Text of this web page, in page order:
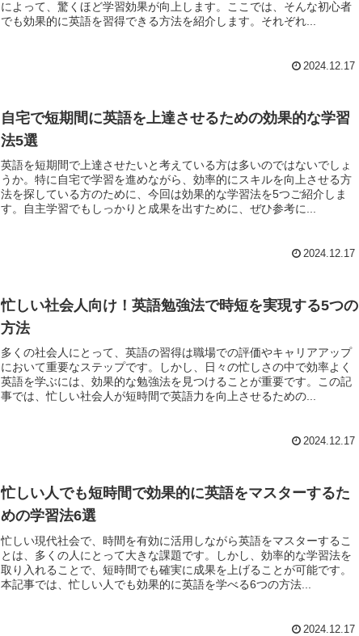
によって、驚くほど学習効果が向上します。ここでは、そんな初心者
でも効果的に英語を習得できる方法を紹介します。それぞれ...
2024.12.17
自宅で短期間に英語を上達させるための効果的な学習
法5選
英語を短期間で上達させたいと考えている方は多いのではないでしょ
うか。特に自宅で学習を進めながら、効率的にスキルを向上させる方
法を探している方のために、今回は効果的な学習法を5つご紹介しま
す。自主学習でもしっかりと成果を出すために、ぜひ参考に...
2024.12.17
忙しい社会人向け！英語勉強法で時短を実現する5つの
方法
多くの社会人にとって、英語の習得は職場での評価やキャリアアップ
において重要なステップです。しかし、日々の忙しさの中で効率よく
英語を学ぶには、効果的な勉強法を見つけることが重要です。この記
事では、忙しい社会人が短時間で英語力を向上させるための...
2024.12.17
忙しい人でも短時間で効果的に英語をマスターするた
めの学習法6選
忙しい現代社会で、時間を有効に活用しながら英語をマスターするこ
とは、多くの人にとって大きな課題です。しかし、効率的な学習法を
取り入れることで、短時間でも確実に成果を上げることが可能です。
本記事では、忙しい人でも効果的に英語を学べる6つの方法...
2024.12.17